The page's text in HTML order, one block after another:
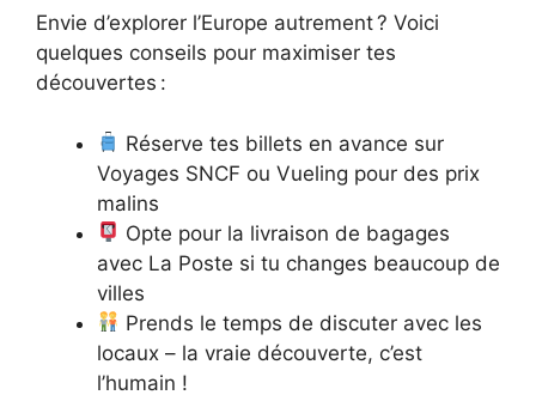
Envie d’explorer l’Europe autrement ? Voici
quelques conseils pour maximiser tes
découvertes :
Réserve tes billets en avance sur
Voyages SNCF ou Vueling pour des prix
malins
Opte pour la livraison de bagages
avec La Poste si tu changes beaucoup de
villes
Prends le temps de discuter avec les
locaux – la vraie découverte, c’est
l’humain !